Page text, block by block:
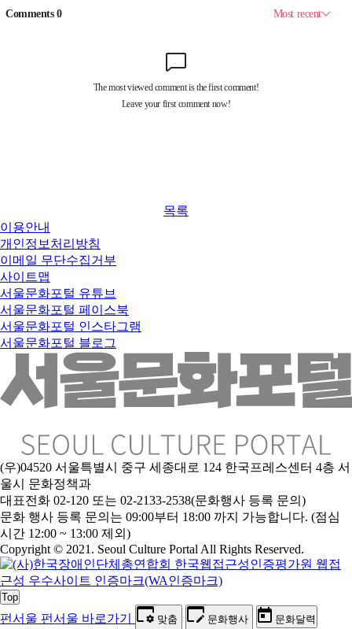
목록
이용안내
개인정보처리방침
이메일 무단수집거부
사이트맵
서울문화포털 유튜브
서울문화포털 페이스북
서울문화포털 인스타그램
서울문화포털 블로그
(우)04520 서울특별시 중구 세종대로 124 한국프레스센터 4층 서
울시 문화정책과
대표전화 02-120 또는 02-2133-2538(문화행사 등록 문의)
문화 행사 등록 문의는 09:00부터 18:00 까지 가능합니다. (점심
시간 12:00 ~ 13:00 제외)
Copyright © 2021. Seoul Culture Portal All Rights Reserved.
Top
펀서울 펀서울 바로가기
맞춤
문화행사
문화달력